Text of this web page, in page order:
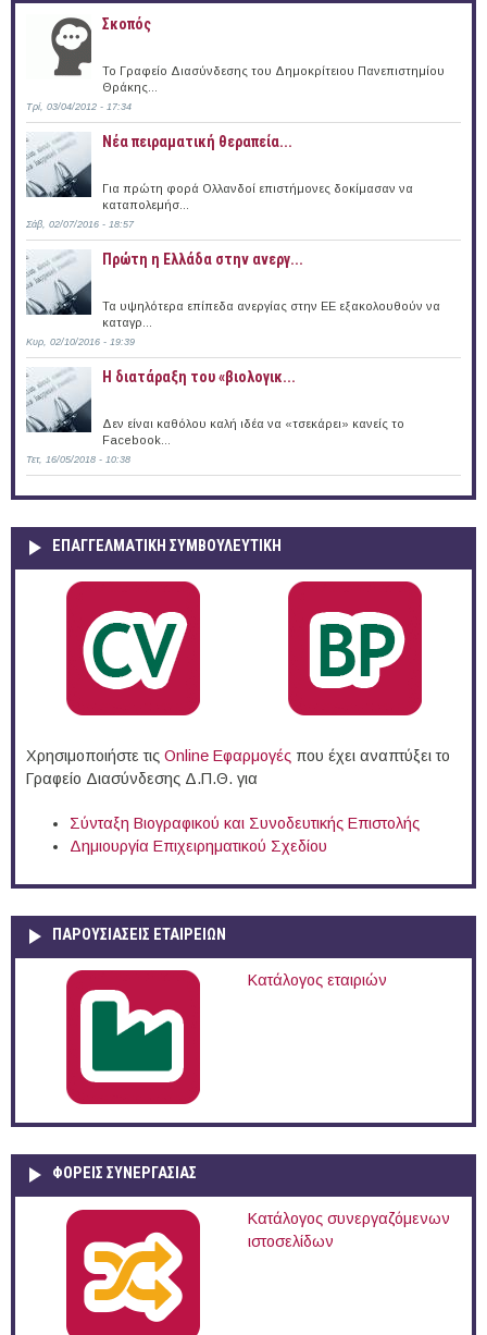
Σκοπός
Το Γραφείο Διασύνδεσης του Δημοκρίτειου Πανεπιστημίου
Θράκης...
Τρί, 03/04/2012 - 17:34
Νέα πειραματική θεραπεία...
Για πρώτη φορά Ολλανδοί επιστήμονες δοκίμασαν να
καταπολεμήσ...
Σάβ, 02/07/2016 - 18:57
Πρώτη η Ελλάδα στην ανεργ...
Τα υψηλότερα επίπεδα ανεργίας στην ΕΕ εξακολουθούν να
καταγρ...
Κυρ, 02/10/2016 - 19:39
Η διατάραξη του «βιολογικ...
Δεν είναι καθόλου καλή ιδέα να «τσεκάρει» κανείς το
Facebook...
Τετ, 16/05/2018 - 10:38
ΕΠΑΓΓΕΛΜΑΤΙΚΉ ΣΥΜΒΟΥΛΕΥΤΙΚΉ
Χρησιμοποιήστε τις Online Eφαρμογές που έχει αναπτύξει το
Γραφείο Διασύνδεσης Δ.Π.Θ. για
Σύνταξη Βιογραφικού και Συνοδευτικής Επιστολής
Δημιουργία Επιχειρηματικού Σχεδίου
ΠΑΡΟΥΣΙΆΣΕΙΣ ΕΤΑΙΡΕΙΏΝ
Κατάλογος εταιριών
ΦΟΡΕΙΣ ΣΥΝΕΡΓΑΣΙΑΣ
Κατάλογος συνεργαζόμενων
ιστοσελίδων